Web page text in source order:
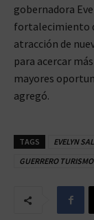
gobernadora
fortalecimiento
atracción de
para acercar
mayores
agregó.
TAGS EVELYN
GUERRERO TURISMO